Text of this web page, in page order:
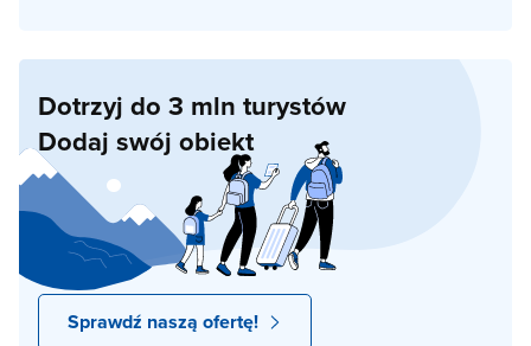
Dotrzyj do 3 mln turystów
Dodaj swój obiekt
Sprawdź naszą ofertę!